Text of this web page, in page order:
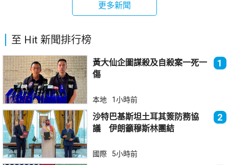
更多新聞
至 Hit 新聞排行榜
黃大仙企圖謀殺及自殺案一死一
傷
1
本地 1小時前
沙特巴基斯坦土耳其簽防務協
議 伊朗籲穆斯林團結
2
國際 5小時前